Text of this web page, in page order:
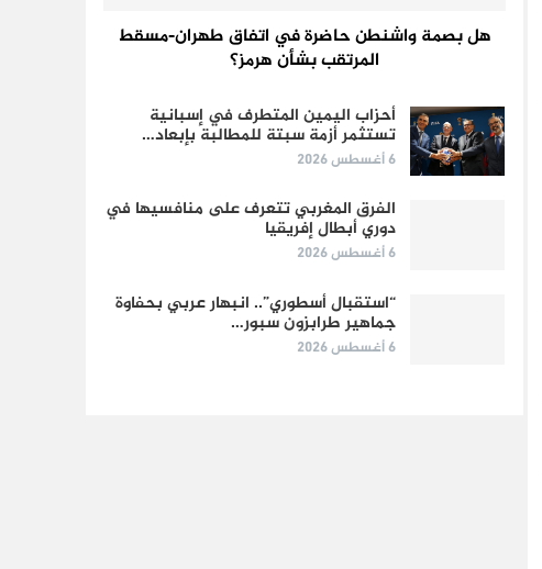
هل بصمة واشنطن حاضرة في اتفاق طهران-مسقط
المرتقب بشأن هرمز؟
أحزاب اليمين المتطرف في إسبانية
تستثمر أزمة سبتة للمطالبة بإبعاد…
6 أغسطس 2026
الفرق المغربي تتعرف على منافسيها في
دوري أبطال إفريقيا
6 أغسطس 2026
“استقبال أسطوري”.. انبهار عربي بحفاوة
جماهير طرابزون سبور…
6 أغسطس 2026